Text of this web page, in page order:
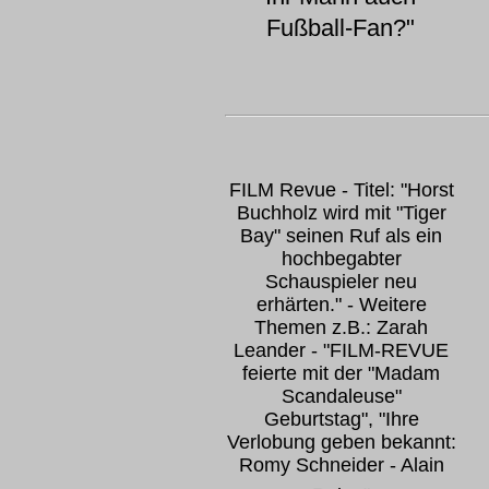
Fußball-Fan?"
FILM Revue - Titel: "Horst
Buchholz wird mit "Tiger
Bay" seinen Ruf als ein
hochbegabter
Schauspieler neu
erhärten." - Weitere
Themen z.B.: Zarah
Leander - "FILM-REVUE
feierte mit der "Madam
Scandaleuse"
Geburtstag", "Ihre
Verlobung geben bekannt:
Romy Schneider - Alain